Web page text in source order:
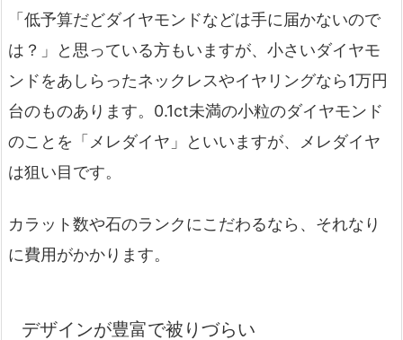
「低予算だどダイヤモンドなどは手に届かないので
は？」と思っている方もいますが、小さいダイヤモ
ンドをあしらったネックレスやイヤリングなら1万円
台のものあります。0.1ct未満の小粒のダイヤモンド
のことを「メレダイヤ」といいますが、メレダイヤ
は狙い目です。
カラット数や石のランクにこだわるなら、それなり
に費用がかかります。
デザインが豊富で被りづらい